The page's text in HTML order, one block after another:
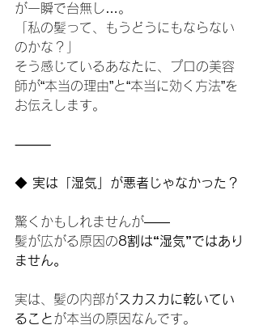
が一瞬で台無し…。
「私の髪って、もうどうにもならない
のかな？」
そう感じているあなたに、プロの美容
師が“本当の理由”と“本当に効く方法”を
お伝えします。
⸻
◆ 実は「湿気」が悪者じゃなかった？
驚くかもしれませんが――
髪が広がる原因の8割は“湿気”ではあり
ません。
実は、髪の内部がスカスカに乾いてい
ることが本当の原因なんです。